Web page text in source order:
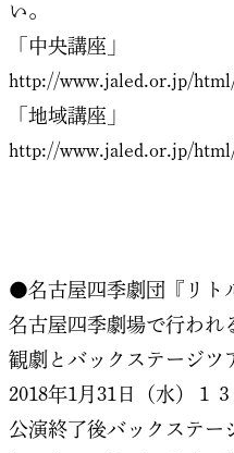
い。
「中央講座」
http://www.jaled.or.jp/
「地域講座」
http://www.jaled.or.jp/
●名古屋四季劇団『リト
名古屋四季劇場で行われ
観劇とバックステージツ
2018年1月31日（水）１
公演終了後バックステー